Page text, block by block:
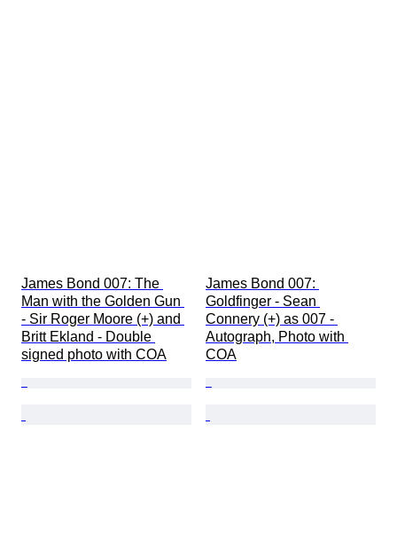
James Bond 007: The
Man with the Golden Gun
- Sir Roger Moore (+) and
Britt Ekland - Double
signed photo with COA
James Bond 007:
Goldfinger - Sean
Connery (+) as 007 -
Autograph, Photo with
COA